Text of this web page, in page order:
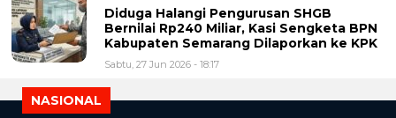
Diduga Halangi Pengurusan SHGB
Bernilai Rp240 Miliar, Kasi Sengketa BPN
Kabupaten Semarang Dilaporkan ke KPK
Sabtu, 27 Jun 2026 - 18:17
NASIONAL